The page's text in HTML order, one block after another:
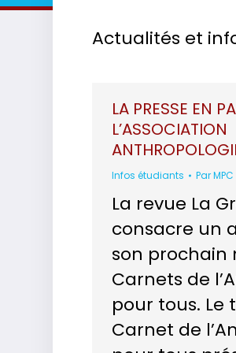
Actualités et
LA PRESSE EN
L’ASSOCIATION
Infos étudiants ParMPC
La revue La
consacre un
son prochain
Carnets de
pour tous. Le
Carnet de